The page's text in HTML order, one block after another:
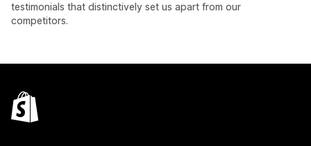
testimonials that distinctively set us apart from our
competitors.